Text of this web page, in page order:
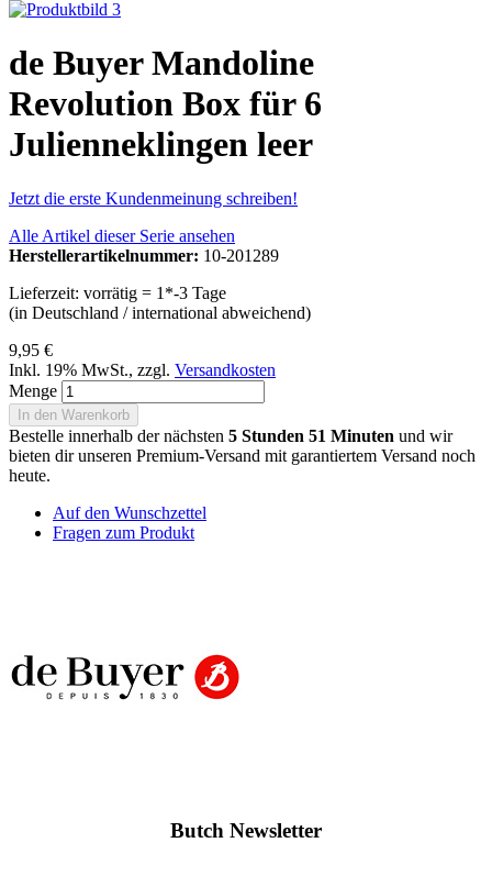
de Buyer Mandoline
Revolution Box für 6
Julienneklingen leer
Jetzt die erste Kundenmeinung schreiben!
Alle Artikel dieser Serie ansehen
Herstellerartikelnummer: 10-201289
Lieferzeit: vorrätig = 1*-3 Tage
(in Deutschland / international abweichend)
9,95 €
Inkl. 19% MwSt., zzgl. Versandkosten
Menge
In den Warenkorb
Bestelle innerhalb der nächsten 5 Stunden 51 Minuten und wir
bieten dir unseren Premium-Versand mit garantiertem Versand noch
heute.
Auf den Wunschzettel
Fragen zum Produkt
Butch Newsletter